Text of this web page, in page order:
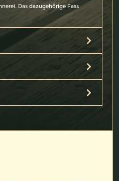
Das dazugehörige Fass